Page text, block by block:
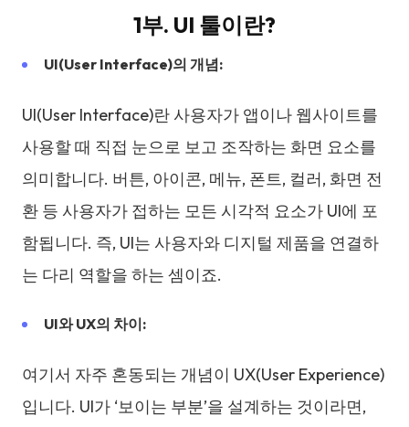
1부. UI 툴이란?
UI(User Interface)의 개념:
UI(User Interface)란 사용자가 앱이나 웹사이트를
사용할 때 직접 눈으로 보고 조작하는 화면 요소를
의미합니다. 버튼, 아이콘, 메뉴, 폰트, 컬러, 화면 전
환 등 사용자가 접하는 모든 시각적 요소가 UI에 포
함됩니다. 즉, UI는 사용자와 디지털 제품을 연결하
는 다리 역할을 하는 셈이죠.
UI와 UX의 차이:
여기서 자주 혼동되는 개념이 UX(User Experience)
입니다. UI가 ‘보이는 부분’을 설계하는 것이라면,